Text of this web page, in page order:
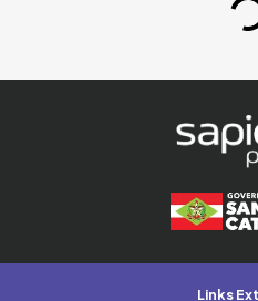
Links